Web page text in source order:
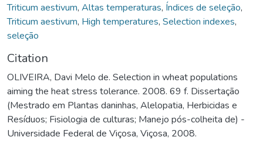
Triticum aestivum, Altas temperaturas, Índices de seleção,
Triticum aestivum, High temperatures, Selection indexes,
seleção
Citation
OLIVEIRA, Davi Melo de. Selection in wheat populations
aiming the heat stress tolerance. 2008. 69 f. Dissertação
(Mestrado em Plantas daninhas, Alelopatia, Herbicidas e
Resíduos; Fisiologia de culturas; Manejo pós-colheita de) -
Universidade Federal de Viçosa, Viçosa, 2008.